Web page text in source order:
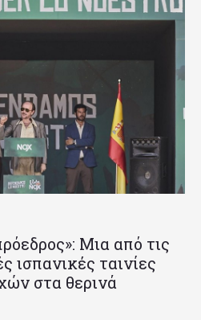
Mια από τις
ισπανικές ταινίες
στα θερινά